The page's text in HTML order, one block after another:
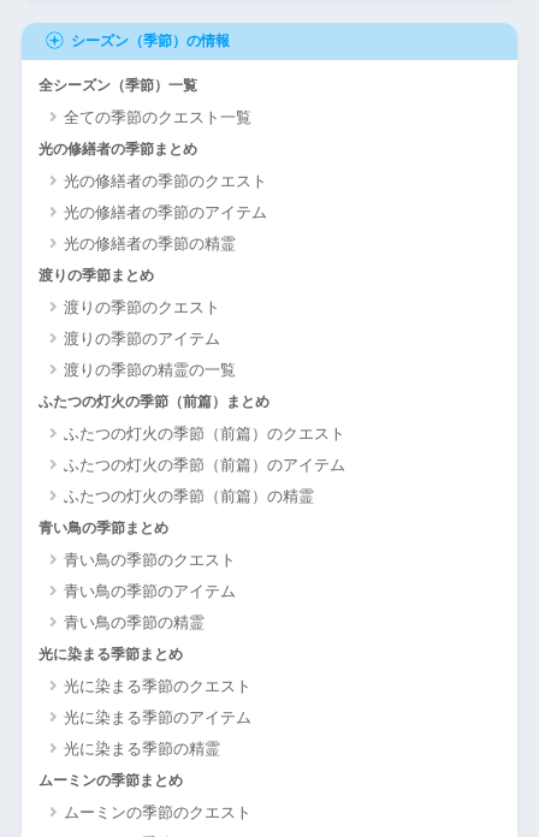
シーズン（季節）の情報
全シーズン（季節）一覧
全ての季節のクエスト一覧
光の修繕者の季節まとめ
光の修繕者の季節のクエスト
光の修繕者の季節のアイテム
光の修繕者の季節の精霊
渡りの季節まとめ
渡りの季節のクエスト
渡りの季節のアイテム
渡りの季節の精霊の一覧
ふたつの灯火の季節（前篇）まとめ
ふたつの灯火の季節（前篇）のクエスト
ふたつの灯火の季節（前篇）のアイテム
ふたつの灯火の季節（前篇）の精霊
青い鳥の季節まとめ
青い鳥の季節のクエスト
青い鳥の季節のアイテム
青い鳥の季節の精霊
光に染まる季節まとめ
光に染まる季節のクエスト
光に染まる季節のアイテム
光に染まる季節の精霊
ムーミンの季節まとめ
ムーミンの季節のクエスト